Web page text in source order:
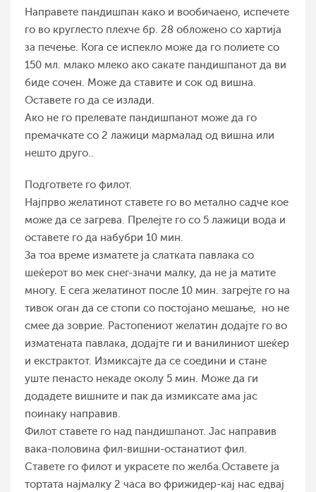
Направете пандишпан како и вообичаено, испечете
го во круглесто плехче бр. 28 обложено со хартија
за печење. Кога се испекло може да го полиете со
150 мл. млако млеко ако сакате пандишпанот да ви
биде сочен. Може да ставите и сок од вишна.
Оставете го да се излади.
Ако не го прелевате пандишпанот може да го
премачкате со 2 лажици мармалад од вишна или
нешто друго..
Подгответе го филот.
Најпрво желатинот ставете го во метално садче кое
може да се загрева. Прелејте го со 5 лажици вода и
оставете го да набубри 10 мин.
За тоа време изматете ја слатката павлака со
шеќерот во мек снег-значи малку, да не ја матите
многу. Е сега желатинот после 10 мин. загрејте го на
тивок оган да се стопи со постојано мешање, но не
смее да зоврие. Растопениот желатин додајте го во
изматената павлака, додајте ги и ванилиниот шеќер
и екстрактот. Измиксајте да се соедини и стане
уште пенасто некаде околу 5 мин. Може да ги
додадете вишните и пак да измиксате ама јас
поинаку направив.
Филот ставете го над пандишпанот. Јас направив
вака-половина фил-вишни-останатиот фил.
Ставете го филот и украсете по желба.Оставете ја
тортата најмалку 2 часа во фрижидер-кај нас едвај